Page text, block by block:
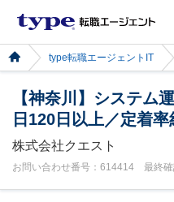
type転職エージェントIT
【神奈川】システム
日120日以上／定着
株式会社クエスト
お問い合わせ番号：614414 最終確